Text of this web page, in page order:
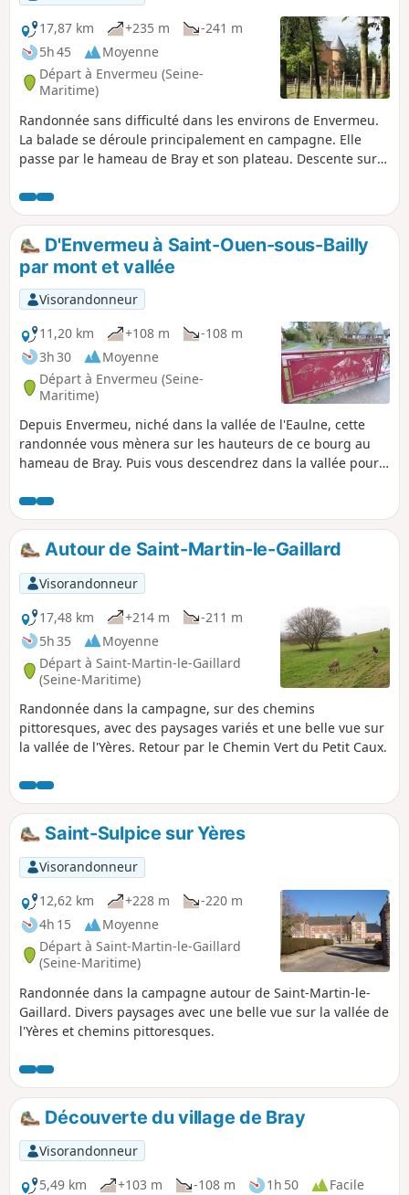
17,87 km
+235 m
-241 m
5h 45
Moyenne
Départ à Envermeu (Seine-
Maritime)
Randonnée sans difficulté dans les environs de Envermeu.
La balade se déroule principalement en campagne. Elle
passe par le hameau de Bray et son plateau. Descente sur
Montigny et son château. Retour par le bois du Farival.
D'Envermeu à Saint-Ouen-sous-Bailly
par mont et vallée
Visorandonneur
11,20 km
+108 m
-108 m
3h 30
Moyenne
Départ à Envermeu (Seine-
Maritime)
Depuis Envermeu, niché dans la vallée de l'Eaulne, cette
randonnée vous mènera sur les hauteurs de ce bourg au
hameau de Bray. Puis vous descendrez dans la vallée pour
vous traverserez en empruntant plusieurs passages à gué
sur le Bailly-Bec.
Autour de Saint-Martin-le-Gaillard
Visorandonneur
17,48 km
+214 m
-211 m
5h 35
Moyenne
Départ à Saint-Martin-le-Gaillard
(Seine-Maritime)
Randonnée dans la campagne, sur des chemins
pittoresques, avec des paysages variés et une belle vue sur
la vallée de l'Yères. Retour par le Chemin Vert du Petit Caux.
Saint-Sulpice sur Yères
Visorandonneur
12,62 km
+228 m
-220 m
4h 15
Moyenne
Départ à Saint-Martin-le-Gaillard
(Seine-Maritime)
Randonnée dans la campagne autour de Saint-Martin-le-
Gaillard. Divers paysages avec une belle vue sur la vallée de
l'Yères et chemins pittoresques.
Découverte du village de Bray
Visorandonneur
5,49 km
+103 m -108 m 1h 50
Facile